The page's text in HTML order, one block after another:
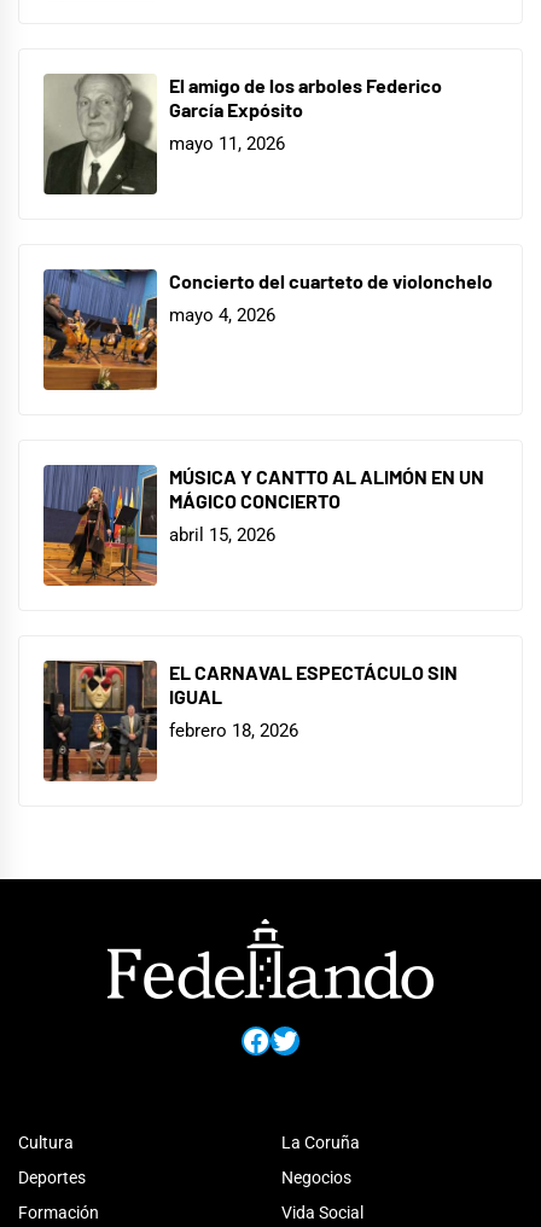
El amigo de los arboles Federico
García Expósito
mayo 11, 2026
Concierto del cuarteto de violonchelo
mayo 4, 2026
MÚSICA Y CANTTO AL ALIMÓN EN UN
MÁGICO CONCIERTO
abril 15, 2026
EL CARNAVAL ESPECTÁCULO SIN
IGUAL
febrero 18, 2026
Facebook
Twitter
Cultura
Deportes
Formación
La Coruña
Negocios
Vida Social